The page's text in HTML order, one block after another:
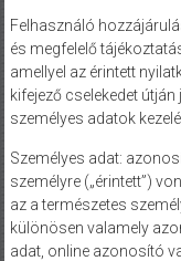
Felhasználó
és megfelelő
amellyel az érintett
kifejező cselekedet útján
személyes adatok
Személyes adat:
személyre („érintett”)
az a természetes
különösen valamely
adat, online azonosító